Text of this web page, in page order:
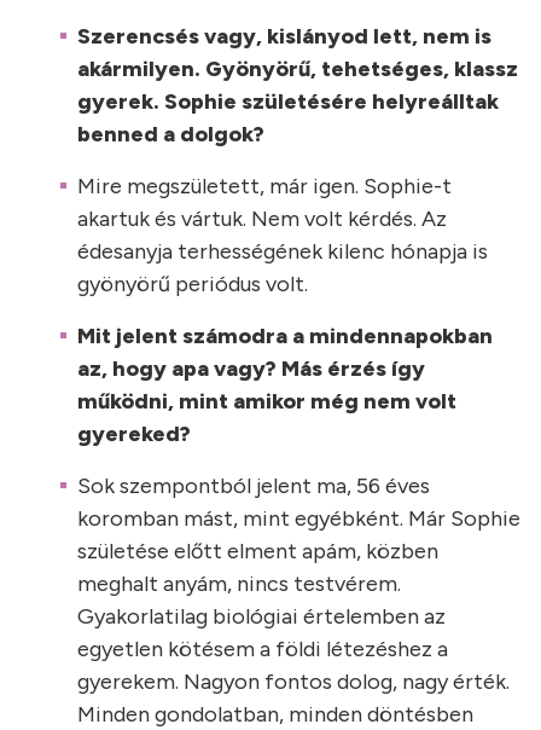
Szerencsés vagy, kislányod lett, nem is
akármilyen. Gyönyörű, tehetséges, klassz
gyerek. Sophie születésére helyreálltak
benned a dolgok?
Mire megszületett, már igen. Sophie-t
akartuk és vártuk. Nem volt kérdés. Az
édesanyja terhességének kilenc hónapja is
gyönyörű periódus volt.
Mit jelent számodra a mindennapokban
az, hogy apa vagy? Más érzés így
működni, mint amikor még nem volt
gyereked?
Sok szempontból jelent ma, 56 éves
koromban mást, mint egyébként. Már Sophie
születése előtt elment apám, közben
meghalt anyám, nincs testvérem.
Gyakorlatilag biológiai értelemben az
egyetlen kötésem a földi létezéshez a
gyerekem. Nagyon fontos dolog, nagy érték.
Minden gondolatban, minden döntésben